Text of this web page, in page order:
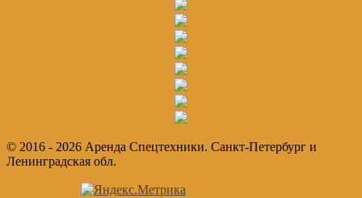
© 2016 - 2026 Аренда Спецтехники. Санкт-Петербург и
Ленинградская обл.